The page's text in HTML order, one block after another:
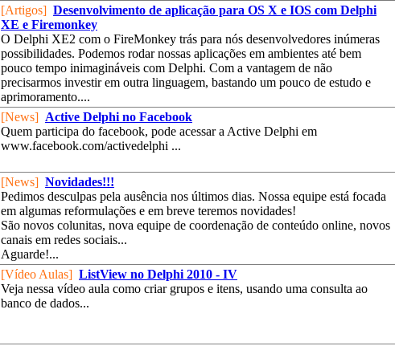
[Artigos] Desenvolvimento de aplicação para OS X e IOS com Delphi
XE e Firemonkey
O Delphi XE2 com o FireMonkey trás para nós desenvolvedores inúmeras
possibilidades. Podemos rodar nossas aplicações em ambientes até bem
pouco tempo inimagináveis com Delphi. Com a vantagem de não
precisarmos investir em outra linguagem, bastando um pouco de estudo e
aprimoramento....
[News] Active Delphi no Facebook
Quem participa do facebook, pode acessar a Active Delphi em
www.facebook.com/activedelphi ...
[News] Novidades!!!
Pedimos desculpas pela ausência nos últimos dias. Nossa equipe está focada
em algumas reformulações e em breve teremos novidades!
São novos colunitas, nova equipe de coordenação de conteúdo online, novos
canais em redes sociais...
Aguarde!...
[Vídeo Aulas] ListView no Delphi 2010 - IV
Veja nessa vídeo aula como criar grupos e itens, usando uma consulta ao
banco de dados...